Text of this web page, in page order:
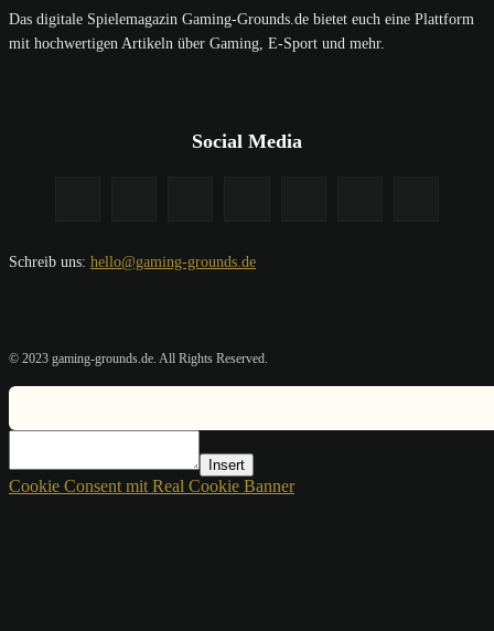
Das digitale Spielemagazin Gaming-Grounds.de bietet euch eine Plattform
mit hochwertigen Artikeln über Gaming, E-Sport und mehr.
Social Media
Schreib uns: hello@gaming-grounds.de
© 2023 gaming-grounds.de. All Rights Reserved.
Insert
Cookie Consent mit Real Cookie Banner